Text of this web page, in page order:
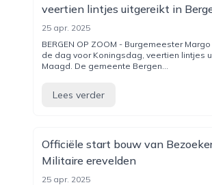
veertien lintjes uitgereikt in
25 apr. 2025
BERGEN OP ZOOM - Burgemeester
de dag voor Koningsdag, veertien lintjes
Maagd. De gemeente Bergen...
Lees verder
Officiële start bouw van
Militaire erevelden
25 apr. 2025